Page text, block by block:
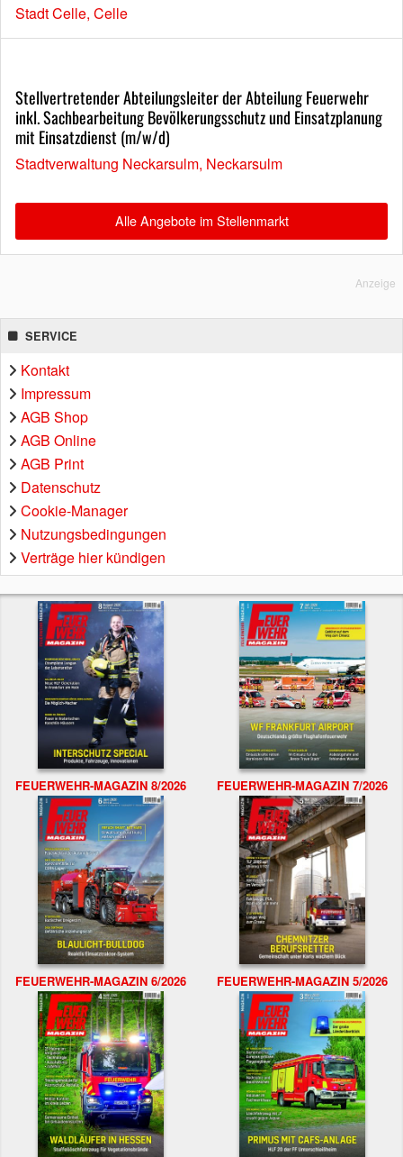
Stadt Celle, Celle
Stellvertretender Abteilungsleiter der Abteilung Feuerwehr
inkl. Sachbearbeitung Bevölkerungsschutz und Einsatzplanung
mit Einsatzdienst (m/w/d)
Stadtverwaltung Neckarsulm, Neckarsulm
Alle Angebote im Stellenmarkt
Anzeige
SERVICE
Kontakt
Impressum
AGB Shop
AGB Online
AGB Print
Datenschutz
Cookie-Manager
Nutzungsbedingungen
Verträge hier kündigen
FEUERWEHR-MAGAZIN 8/2026 FEUERWEHR-MAGAZIN 7/2026
FEUERWEHR-MAGAZIN 6/2026 FEUERWEHR-MAGAZIN 5/2026